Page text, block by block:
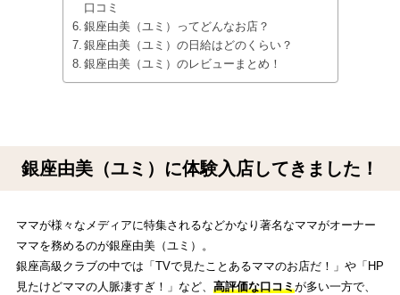
口コミ
銀座由美（ユミ）ってどんなお店？
銀座由美（ユミ）の日給はどのくらい？
銀座由美（ユミ）のレビューまとめ！
銀座由美（ユミ）に体験入店してきました！
ママが様々なメディアに特集されるなどかなり著名なママがオーナー
ママを務めるのが銀座由美（ユミ）。
銀座高級クラブの中では「TVで見たことあるママのお店だ！」や「HP
見たけどママの人脈凄すぎ！」など、 高評価な口コミが多い一方で、